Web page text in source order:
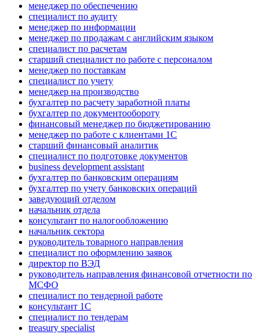
менеджер по обеспечению
специалист по аудиту
менеджер по информации
менеджер по продажам с английским языком
специалист по расчетам
старший специалист по работе с персоналом
менеджер по поставкам
специалист по учету
менеджер на производство
бухгалтер по расчету заработной платы
бухгалтер по документообороту
финансовый менеджер по бюджетированию
менеджер по работе с клиентами 1С
старший финансовый аналитик
специалист по подготовке документов
business development assistant
бухгалтер по банковским операциям
бухгалтер по учету банковских операций
заведующий отделом
начальник отдела
консультант по налогообложению
начальник сектора
руководитель товарного направления
специалист по оформлению заявок
директор по ВЭД
руководитель направления финансовой отчетности по
МСФО
специалист по тендерной работе
консультант 1С
специалист по тендерам
treasury specialist